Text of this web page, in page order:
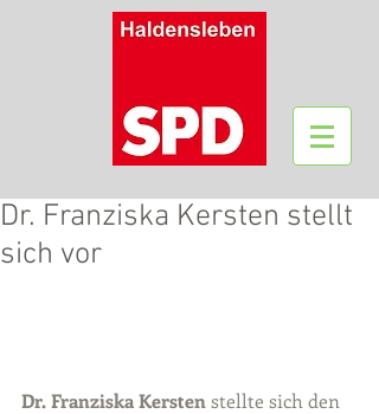
Dr. Franziska Kersten stellt
sich vor
Dr. Franziska Kersten stellte sich den